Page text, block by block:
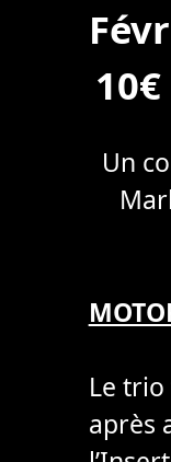
Un
Le
après